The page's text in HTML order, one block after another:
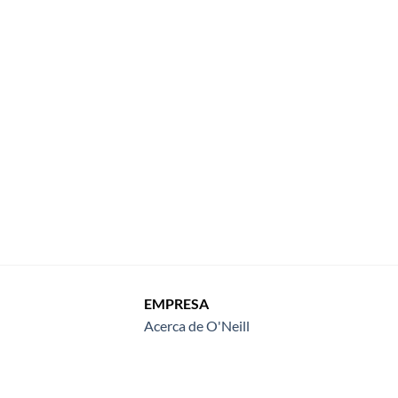
EMPRESA
Acerca de O'Neill